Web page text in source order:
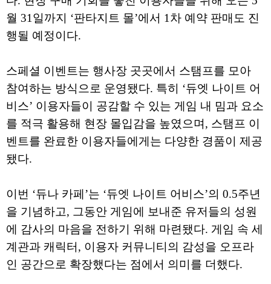
월 31일까지 ‘판타지트 몰’에서 1차 예약 판매도 진
행될 예정이다.
스페셜 이벤트는 행사장 곳곳에서 스탬프를 모아
참여하는 방식으로 운영됐다. 특히 ‘듀엣 나이트 어
비스’ 이용자들이 공감할 수 있는 게임 내 밈과 요소
를 적극 활용해 현장 몰입감을 높였으며, 스탬프 이
벤트를 완료한 이용자들에게는 다양한 경품이 제공
됐다.
이번 ‘듀나 카페’는 ‘듀엣 나이트 어비스’의 0.5주년
을 기념하고, 그동안 게임에 보내준 유저들의 성원
에 감사의 마음을 전하기 위해 마련됐다. 게임 속 세
계관과 캐릭터, 이용자 커뮤니티의 감성을 오프라
인 공간으로 확장했다는 점에서 의미를 더했다.